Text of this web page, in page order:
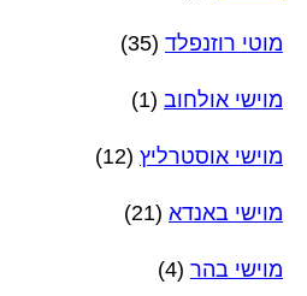
מוטי רוזנפלד (35)
מוישי אולחוב (1)
מוישי אוסטרליץ (12)
מוישי באנדא (21)
מוישי בהר (4)